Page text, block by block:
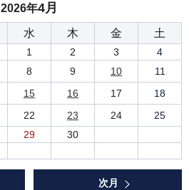
2026年4月
水 木 金 土
1 2 3
4
8 9 10
11
15 16 17
18
22 23 24
25
29 30
次月